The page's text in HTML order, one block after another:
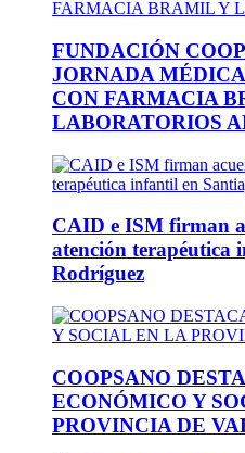
FUNDACIÓN
JORNADA
CON FARMACIA
LABORATORIOS
CAID e ISM firman
atención terapéutica
Rodríguez
COOPSANO
ECONÓMICO Y
PROVINCIA DE